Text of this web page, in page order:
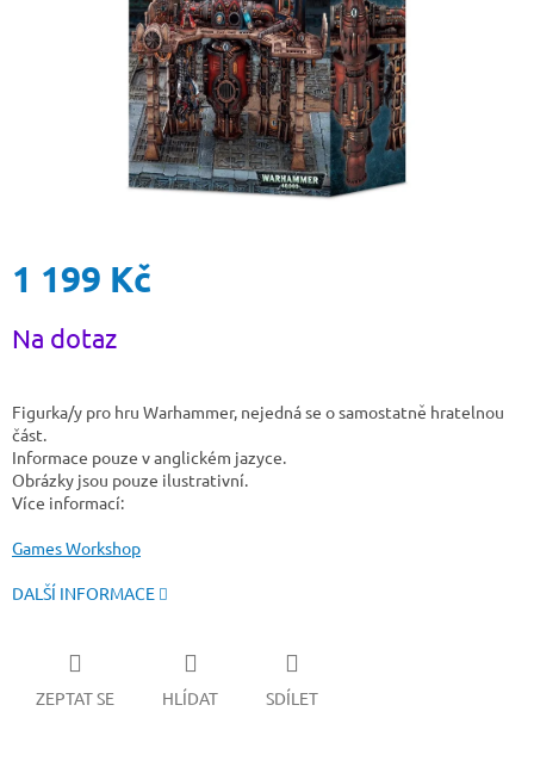
1 199 Kč
cena:
Na dotaz
Figurka/y pro hru Warhammer, nejedná se o samostatně hratelnou
část.
Informace pouze v anglickém jazyce.
Obrázky jsou pouze ilustrativní.
Více informací:
Games Workshop
DALŠÍ INFORMACE
ZEPTAT SE HLÍDAT SDÍLET